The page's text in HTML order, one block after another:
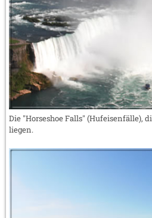
Die "Horseshoe Falls" (Hufeisenfälle),
liegen.